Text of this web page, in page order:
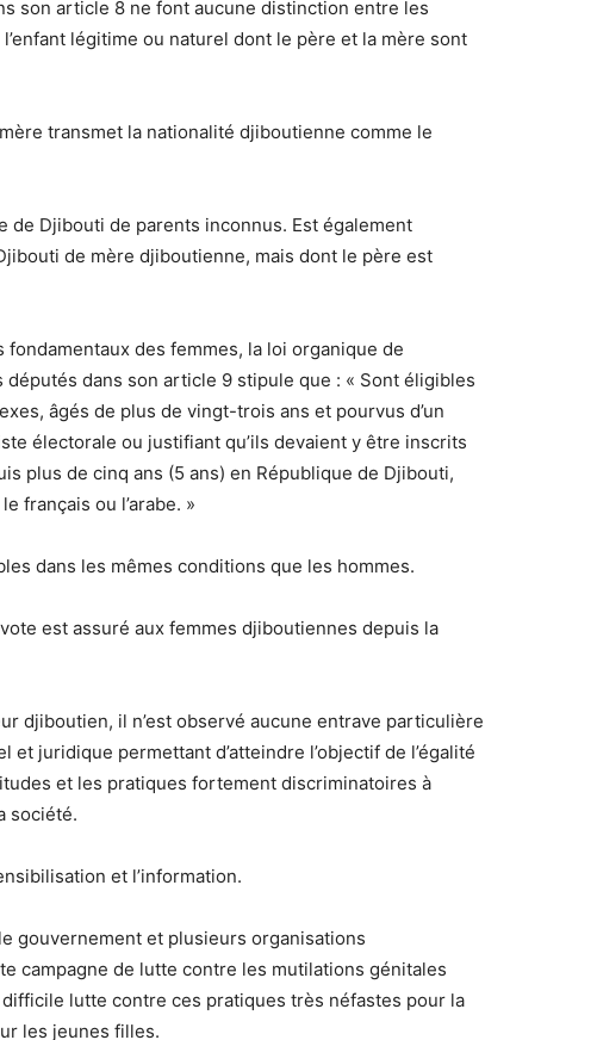
son article 8 ne font aucune distinction entre les
légitime ou naturel dont le père et la mère sont
transmet la nationalité djiboutienne comme le
de Djibouti de parents inconnus. Est également
de mère djiboutienne, mais dont le père est
des femmes, la loi organique de
dans son article 9 stipule que : « Sont éligibles
âgés de plus de vingt-trois ans et pourvus d’un
électorale ou justifiant qu’ils devaient y être inscrits
plus de cinq ans (5 ans) en République de Djibouti,
français ou l’arabe. »
dans les mêmes conditions que les hommes.
est assuré aux femmes djiboutiennes depuis la
djiboutien, il n’est observé aucune entrave particulière
et juridique permettant d’atteindre l’objectif de l’égalité
et les pratiques fortement discriminatoires à
société.
et l’information.
gouvernement et plusieurs organisations
campagne de lutte contre les mutilations génitales
difficile lutte contre ces pratiques très néfastes pour la
les jeunes filles.